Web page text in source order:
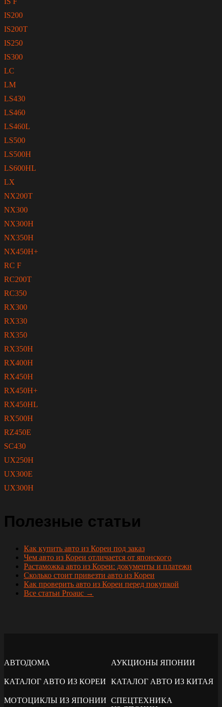
IS200
IS200T
IS250
IS300
LC
LM
LS430
LS460
LS460L
LS500
LS500H
LS600HL
LX
NX200T
NX300
NX300H
NX350H
NX450H+
RC F
RC200T
RC350
RX300
RX330
RX350
RX350H
RX400H
RX450H
RX450H+
RX450HL
RX500H
RZ450E
SC430
UX250H
UX300E
UX300H
Полезные статьи
Как купить авто из Кореи под заказ
Чем авто из Кореи отличается от японского
Растаможка авто из Кореи: документы и платежи
Сколько стоит привезти авто из Кореи
Как проверить авто из Кореи перед покупкой
Все статьи Proauc →
АВТОДОМА АУКЦИОНЫ ЯПОНИИ
КАТАЛОГ АВТО ИЗ КОРЕИ КАТАЛОГ АВТО ИЗ КИТАЯ
МОТОЦИКЛЫ ИЗ ЯПОНИИ СПЕЦТЕХНИКА